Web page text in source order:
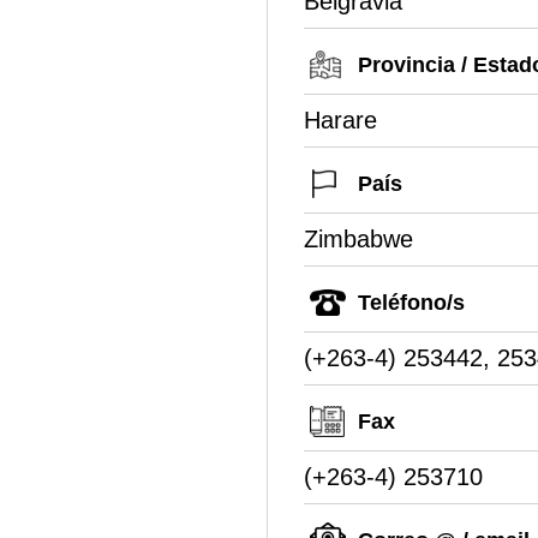
Provincia /
Harare
País
Zimbabwe
Teléfono/s
(+263-4) 253442,
Fax
(+263-4) 253710